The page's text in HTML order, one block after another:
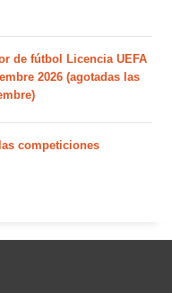
de fútbol Licencia UEFA
2026 (agotadas las
competiciones